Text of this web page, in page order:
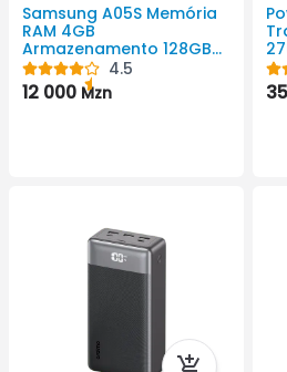
Samsung A05S Memória
RAM 4GB
Armazenamento 128GB
5000 Android Cor Preto
1080x2400 Pixel
4.5
12 000 Mzn